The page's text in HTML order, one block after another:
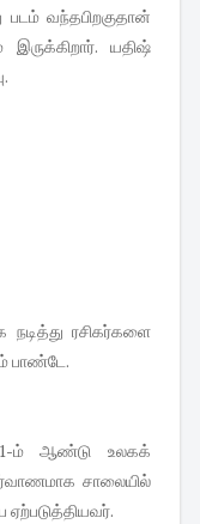
வந்தபிறகுதான்
இருக்கிறார். யதிஷ்
நடித்து ரசிகர்களை
பாண்டே.
ம் ஆண்டு உலகக்
சாலையில்
ஏற்படுத்தியவர்.